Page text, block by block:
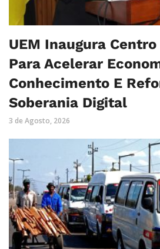
UEM Inaugura Centro
Para Acelerar
Conhecimento E
Soberania Digital
3 de Agosto, 2026